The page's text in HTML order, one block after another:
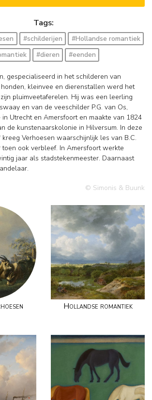
Tags:
#schilderijen
#Hollandse romantiek
#dieren #eenden
gespecialiseerd in het schilderen van
kleinvee en dierenstallen werd het
pluimveetaferelen. Hij was een leerling
en van de veeschilder P.G. van Os,
Utrecht en Amersfoort en maakte van 1824
de kunstenaarskolonie in Hilversum. In deze
kreeg Verhoesen waarschijnlijk les van B.C.
toen ook verbleef. In Amersfoort werkte
jaar als stadstekenmeester. Daarnaast
© Simonis & Buunk
Hollandse romantiek